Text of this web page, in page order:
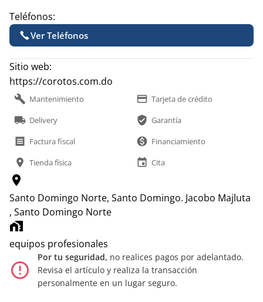
Teléfonos:
Ver Teléfonos
Sitio web:
https://corotos.com.do
build Mantenimiento payment Tarjeta de crédito
local_shipping Delivery verified_user Garantía
receipt Factura fiscal monetization_on Financiamiento
location_on Tienda física event Cita
location_on
Santo Domingo Norte, Santo Domingo. Jacobo Majluta
, Santo Domingo Norte
home_work
equipos profesionales
error_outline
Por tu seguridad, no realices pagos por adelantado.
Revisa el artículo y realiza la transacción
personalmente en un lugar seguro.